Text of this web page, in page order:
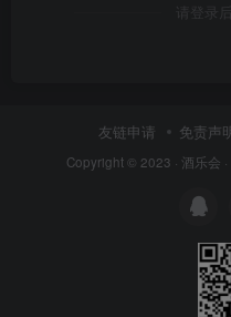
请登录
友链申请 免责声
Copyright © 2023 · 酒乐会 ·